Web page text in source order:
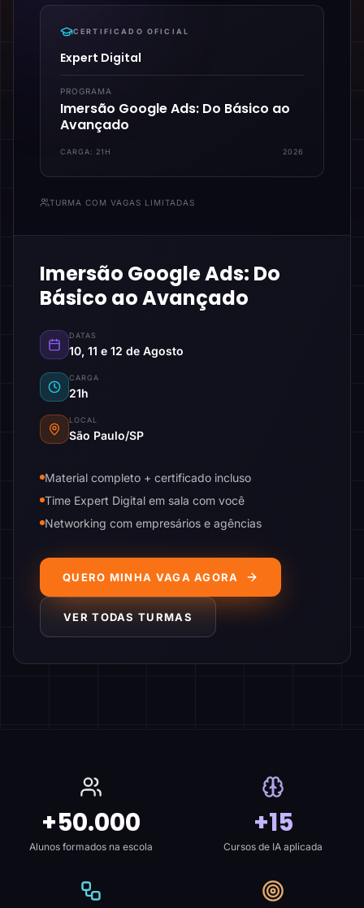
CERTIFICADO OFICIAL
Expert Digital
PROGRAMA
Imersão Google Ads: Do Básico ao
Avançado
CARGA: 21H 2026
TURMA COM VAGAS LIMITADAS
Imersão Google Ads: Do
Básico ao Avançado
DATAS
10, 11 e 12 de Agosto
CARGA
21h
LOCAL
São Paulo/SP
Material completo + certificado incluso
Time Expert Digital em sala com você
Networking com empresários e agências
QUERO MINHA VAGA AGORA
VER TODAS TURMAS
+50.000
Alunos formados na escola
+15
Cursos de IA aplicada